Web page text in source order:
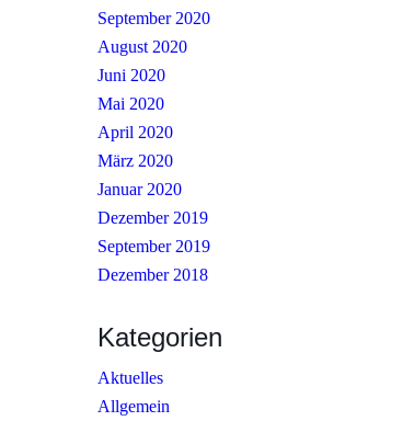
September 2020
August 2020
Juni 2020
Mai 2020
April 2020
März 2020
Januar 2020
Dezember 2019
September 2019
Dezember 2018
Kategorien
Aktuelles
Allgemein